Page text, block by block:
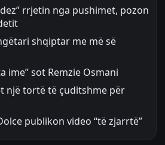
rrjetin nga pushimet, pozon
shqiptar me më së
ime” sot Remzie Osmani
t një tortë të çuditshme për
publikon video “të zjarrtë”